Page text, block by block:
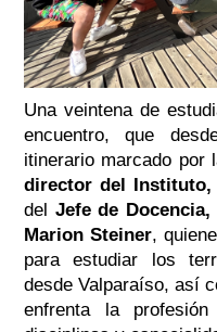
Una veintena de
encuentro, que
itinerario marcado por
director del Instituto,
del Jefe de
Marion Steiner,
para estudiar los
desde Valparaíso, así
enfrenta la